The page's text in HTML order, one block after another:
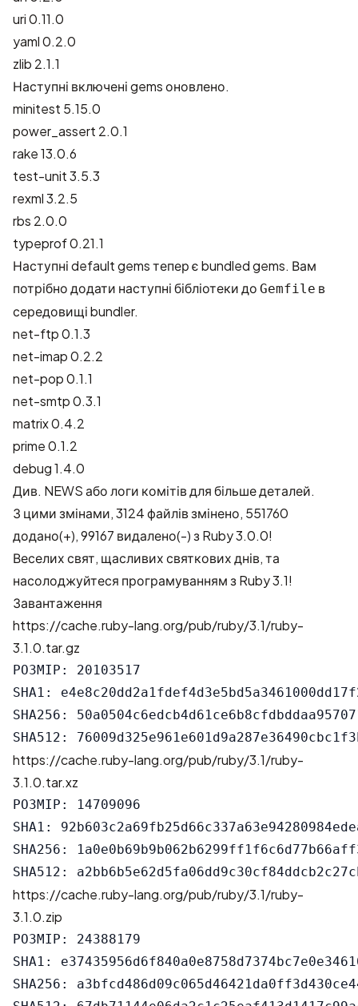
uri 0.11.0
yaml 0.2.0
zlib 2.1.1
Наступні включені gems оновлено.
minitest 5.15.0
power_assert 2.0.1
rake 13.0.6
test-unit 3.5.3
rexml 3.2.5
rbs 2.0.0
typeprof 0.21.1
Наступні default gems тепер є bundled gems. Вам
потрібно додати наступні бібліотеки до Gemfile в
середовищі bundler.
net-ftp 0.1.3
net-imap 0.2.2
net-pop 0.1.1
net-smtp 0.3.1
matrix 0.4.2
prime 0.1.2
debug 1.4.0
Див. NEWSабологи комітівдля більше деталей.
З цими змінами,3124 файлів змінено, 551760
додано(+), 99167 видалено(-)з Ruby 3.0.0!
Веселих свят, щасливих святкових днів, та
насолоджуйтеся програмуванням з Ruby 3.1!
Завантаження
https://cache.ruby-lang.org/pub/ruby/3.1/ruby-
3.1.0.tar.gz
РОЗМІР: 20103517
SHA1:
SHA256:
https://cache.ruby-lang.org/pub/ruby/3.1/ruby-
3.1.0.tar.xz
РОЗМІР: 14709096
SHA1:
SHA256:
https://cache.ruby-lang.org/pub/ruby/3.1/ruby-
3.1.0.zip
РОЗМІР: 24388179
SHA1:
SHA256: